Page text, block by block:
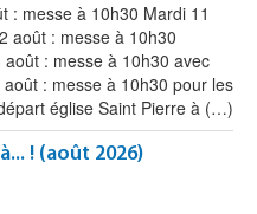
: messe à 10h30 Mardi 11
août : messe à 10h30
: messe à 10h30 avec
: messe à 10h30 pour les
église Saint Pierre à (…)
! (août 2026)